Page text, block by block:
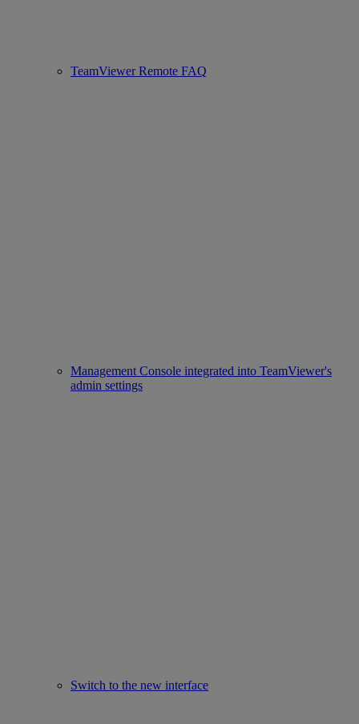
TeamViewer Remote FAQ
Management Console integrated into TeamViewer's
admin settings
Switch to the new interface